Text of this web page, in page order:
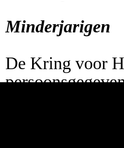
Minderjarigen
De Kring voor